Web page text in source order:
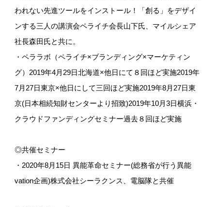
われない先進ツールをインストール！「創る」をデザイ
ンする三人の講演会ペライチ会長山下氏、マイルシェア
社長森田氏と共に。
・ペララボ（ペライチ×ブランディング×マーケティン
グ）2019年4月29日北海道×他日にて８回ほど実施2019年
7月27日東京×他日にして三回ほど実施2019年8月27日東
京(日本相続知財センターより招致)2019年10月3日横浜・
クラウドファンディングセミナー過去８回ほど実施
◎共催セミナー
・2020年8月15日 異能革命セミナー(総務省が行う異能
vation企画)株式会社シーラクンス、電脳隊と共催